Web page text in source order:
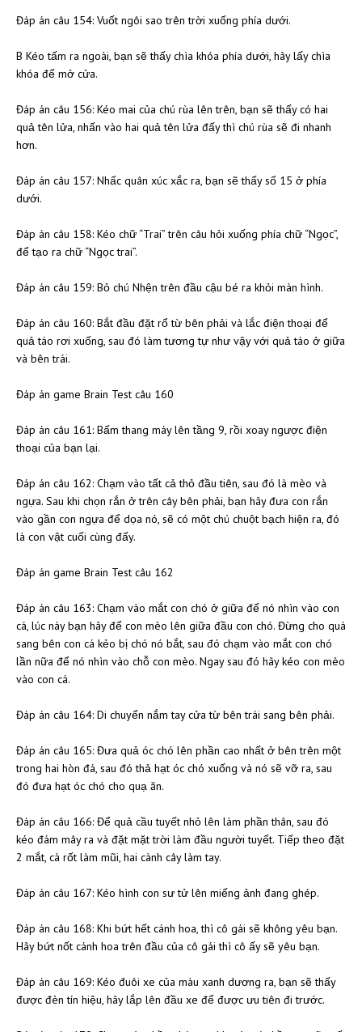
Đáp án câu 154: Vuốt ngôi sao trên trời xuống phía dưới.
B Kéo tấm ra ngoài, bạn sẽ thấy chìa khóa phía dưới, hãy lấy chìa
khóa để mở cửa.
Đáp án câu 156: Kéo mai của chú rùa lên trên, bạn sẽ thấy có hai
quả tên lửa, nhấn vào hai quả tên lửa đấy thì chú rùa sẽ đi nhanh
hơn.
Đáp án câu 157: Nhấc quân xúc xắc ra, bạn sẽ thấy số 15 ở phía
dưới.
Đáp án câu 158: Kéo chữ “Trai” trên câu hỏi xuống phía chữ “Ngọc”,
để tạo ra chữ “Ngọc trai”.
Đáp án câu 159: Bỏ chú Nhện trên đầu cậu bé ra khỏi màn hình.
Đáp án câu 160: Bắt đầu đặt rổ từ bên phải và lắc điện thoại để
quả táo rơi xuống, sau đó làm tương tự như vậy với quả táo ở giữa
và bên trái.
Đáp án game Brain Test câu 160
Đáp án câu 161: Bấm thang máy lên tầng 9, rồi xoay ngược điện
thoại của bạn lại.
Đáp án câu 162: Chạm vào tất cả thỏ đầu tiên, sau đó là mèo và
ngựa. Sau khi chọn rắn ở trên cây bên phải, bạn hãy đưa con rắn
vào gần con ngựa để dọa nó, sẽ có một chú chuột bạch hiện ra, đó
là con vật cuối cùng đấy.
Đáp án game Brain Test câu 162
Đáp án câu 163: Chạm vào mắt con chó ở giữa để nó nhìn vào con
cá, lúc này bạn hãy để con mèo lên giữa đầu con chó. Đừng cho quá
sang bên con cá kẻo bị chó nó bắt, sau đó chạm vào mắt con chó
lần nữa để nó nhìn vào chỗ con mèo. Ngay sau đó hãy kéo con mèo
vào con cá.
Đáp án câu 164: Di chuyển nắm tay cửa từ bên trái sang bên phải.
Đáp án câu 165: Đưa quả óc chó lên phần cao nhất ở bên trên một
trong hai hòn đá, sau đó thả hạt óc chó xuống và nó sẽ vỡ ra, sau
đó đưa hạt óc chó cho quạ ăn.
Đáp án câu 166: Để quả cầu tuyết nhỏ lên làm phần thân, sau đó
kéo đám mây ra và đặt mặt trời làm đầu người tuyết. Tiếp theo đặt
2 mắt, cà rốt làm mũi, hai cành cây làm tay.
Đáp án câu 167: Kéo hình con sư tử lên miếng ảnh đang ghép.
Đáp án câu 168: Khi bứt hết cánh hoa, thì cô gái sẽ không yêu bạn.
Hãy bứt nốt cánh hoa trên đầu của cô gái thì cô ấy sẽ yêu bạn.
Đáp án câu 169: Kéo đuôi xe của màu xanh dương ra, bạn sẽ thấy
được đèn tín hiệu, hãy lắp lên đầu xe để được ưu tiên đi trước.